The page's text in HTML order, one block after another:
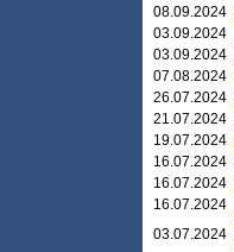
08.09.2024
03.09.2024
03.09.2024
07.08.2024
26.07.2024
21.07.2024
19.07.2024
16.07.2024
16.07.2024
16.07.2024
03.07.2024